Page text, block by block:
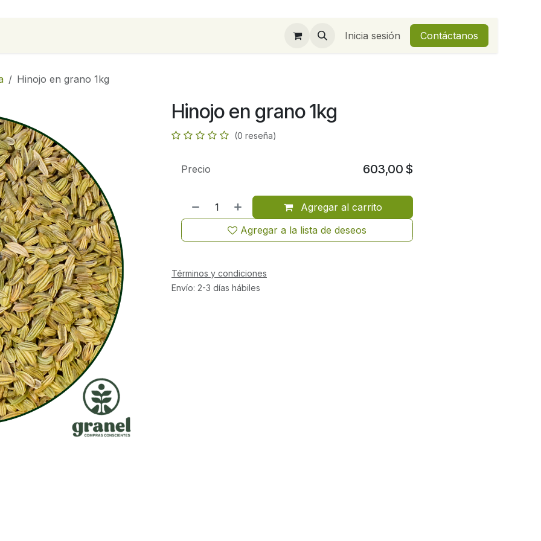
Inicia sesión Contáctanos
Hinojo en grano 1kg
Hinojo en grano 1kg
(0 reseña)
Agregar al carrito
Agregar a la lista de deseos
Precio 603,00 $
Términos y condiciones
Envío: 2-3 días hábiles